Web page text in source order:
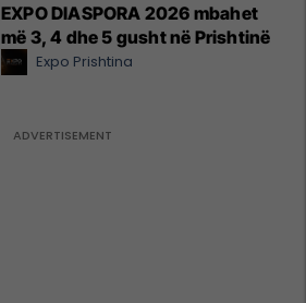
EXPO DIASPORA 2026 mbahet
më 3, 4 dhe 5 gusht në Prishtinë
Expo Prishtina